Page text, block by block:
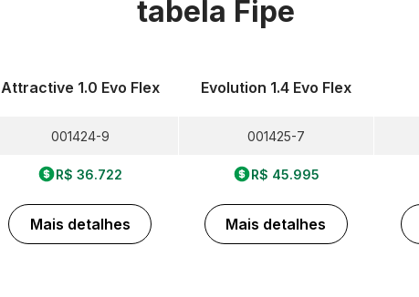
tabela Fipe
Attractive 1.0 Evo Flex
001424-9
R$ 36.722
Mais detalhes
Evolution 1.4 Evo Flex
001425-7
R$ 45.995
Mais detalhes